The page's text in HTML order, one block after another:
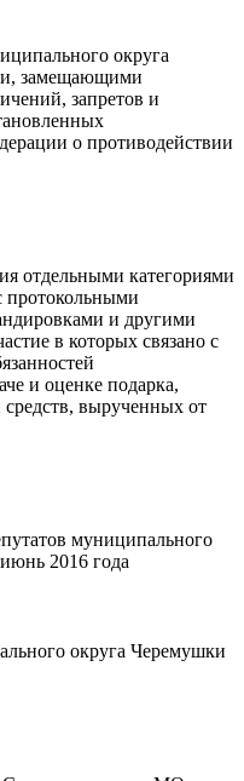
округа
замещающими
запретов и
о противодействии
отдельными категориями
протокольными
и другими
в которых связано с
и оценке подарка,
вырученных от
муниципального
2016 года
округа Черемушки